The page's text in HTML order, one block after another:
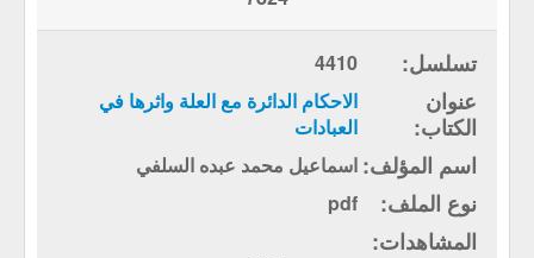
4410
الاحكام الدائرة مع العلة واثرها في
العبادات
اسماعيل محمد عبده السلفي
pdf